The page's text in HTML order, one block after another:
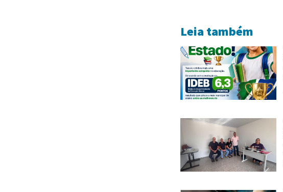
Leia também